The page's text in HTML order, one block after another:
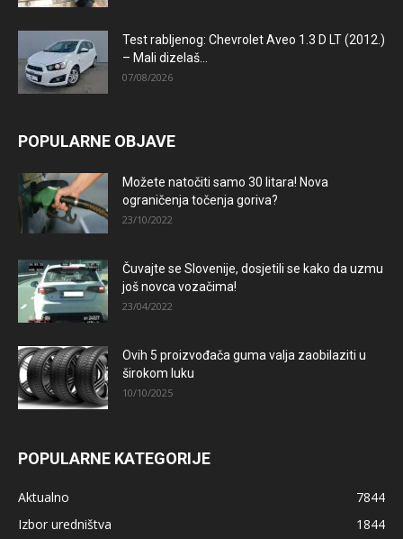
Test rabljenog: Chevrolet Aveo 1.3 D LT (2012.)
– Mali dizelaš...
07/08/2026
POPULARNE OBJAVE
Možete natočiti samo 30 litara! Nova
ograničenja točenja goriva?
23/10/2022
Čuvajte se Slovenije, dosjetili se kako da uzmu
još novca vozačima!
23/04/2022
Ovih 5 proizvođača guma valja zaobilaziti u
širokom luku
10/10/2025
POPULARNE KATEGORIJE
Aktualno
7844
Izbor uredništva
1844